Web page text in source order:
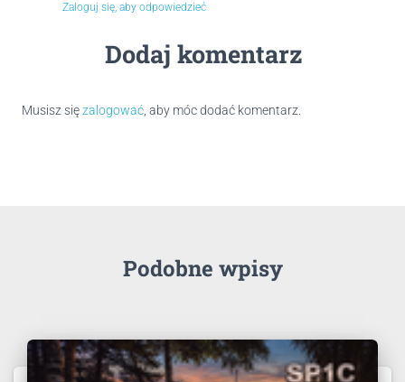
Zaloguj się, aby odpowiedzieć
Dodaj komentarz
Musisz sięzalogować, aby móc dodać komentarz.
Podobne wpisy